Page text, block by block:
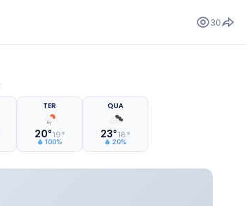
30
TER
20°19°
100%
QUA
23°18°
20%